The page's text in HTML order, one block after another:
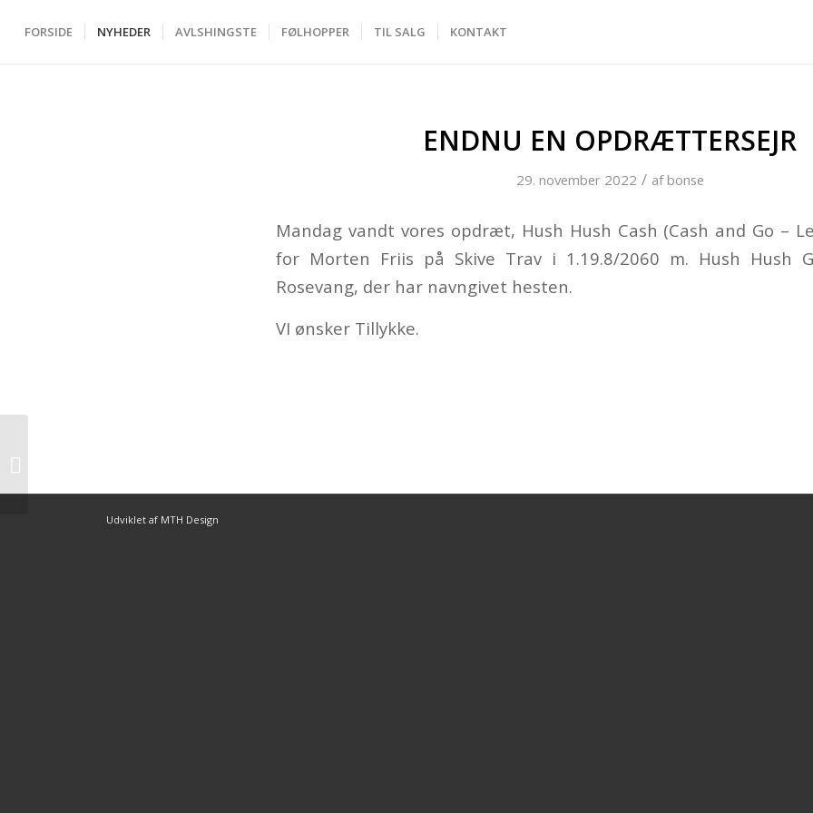
FORSIDE NYHEDER AVLSHINGSTE FØLHOPPER TIL SALG KONTAKT
ENDNU EN OPDRÆTTERSEJR
29. november 2022 / afbonse
Mandag vandt vores opdræt, Hush Hush Cash (Cash and Go –
for Morten Friis på Skive Trav i 1.19.8/2060 m. Hush Hush
Rosevang, der har navngivet hesten.
VI ønsker Tillykke.
Udviklet af MTH Design